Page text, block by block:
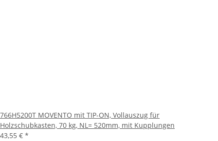
766H5200T MOVENTO mit TIP-ON, Vollauszug für
Holzschubkasten, 70 kg, NL= 520mm, mit Kupplungen
43,55 € *